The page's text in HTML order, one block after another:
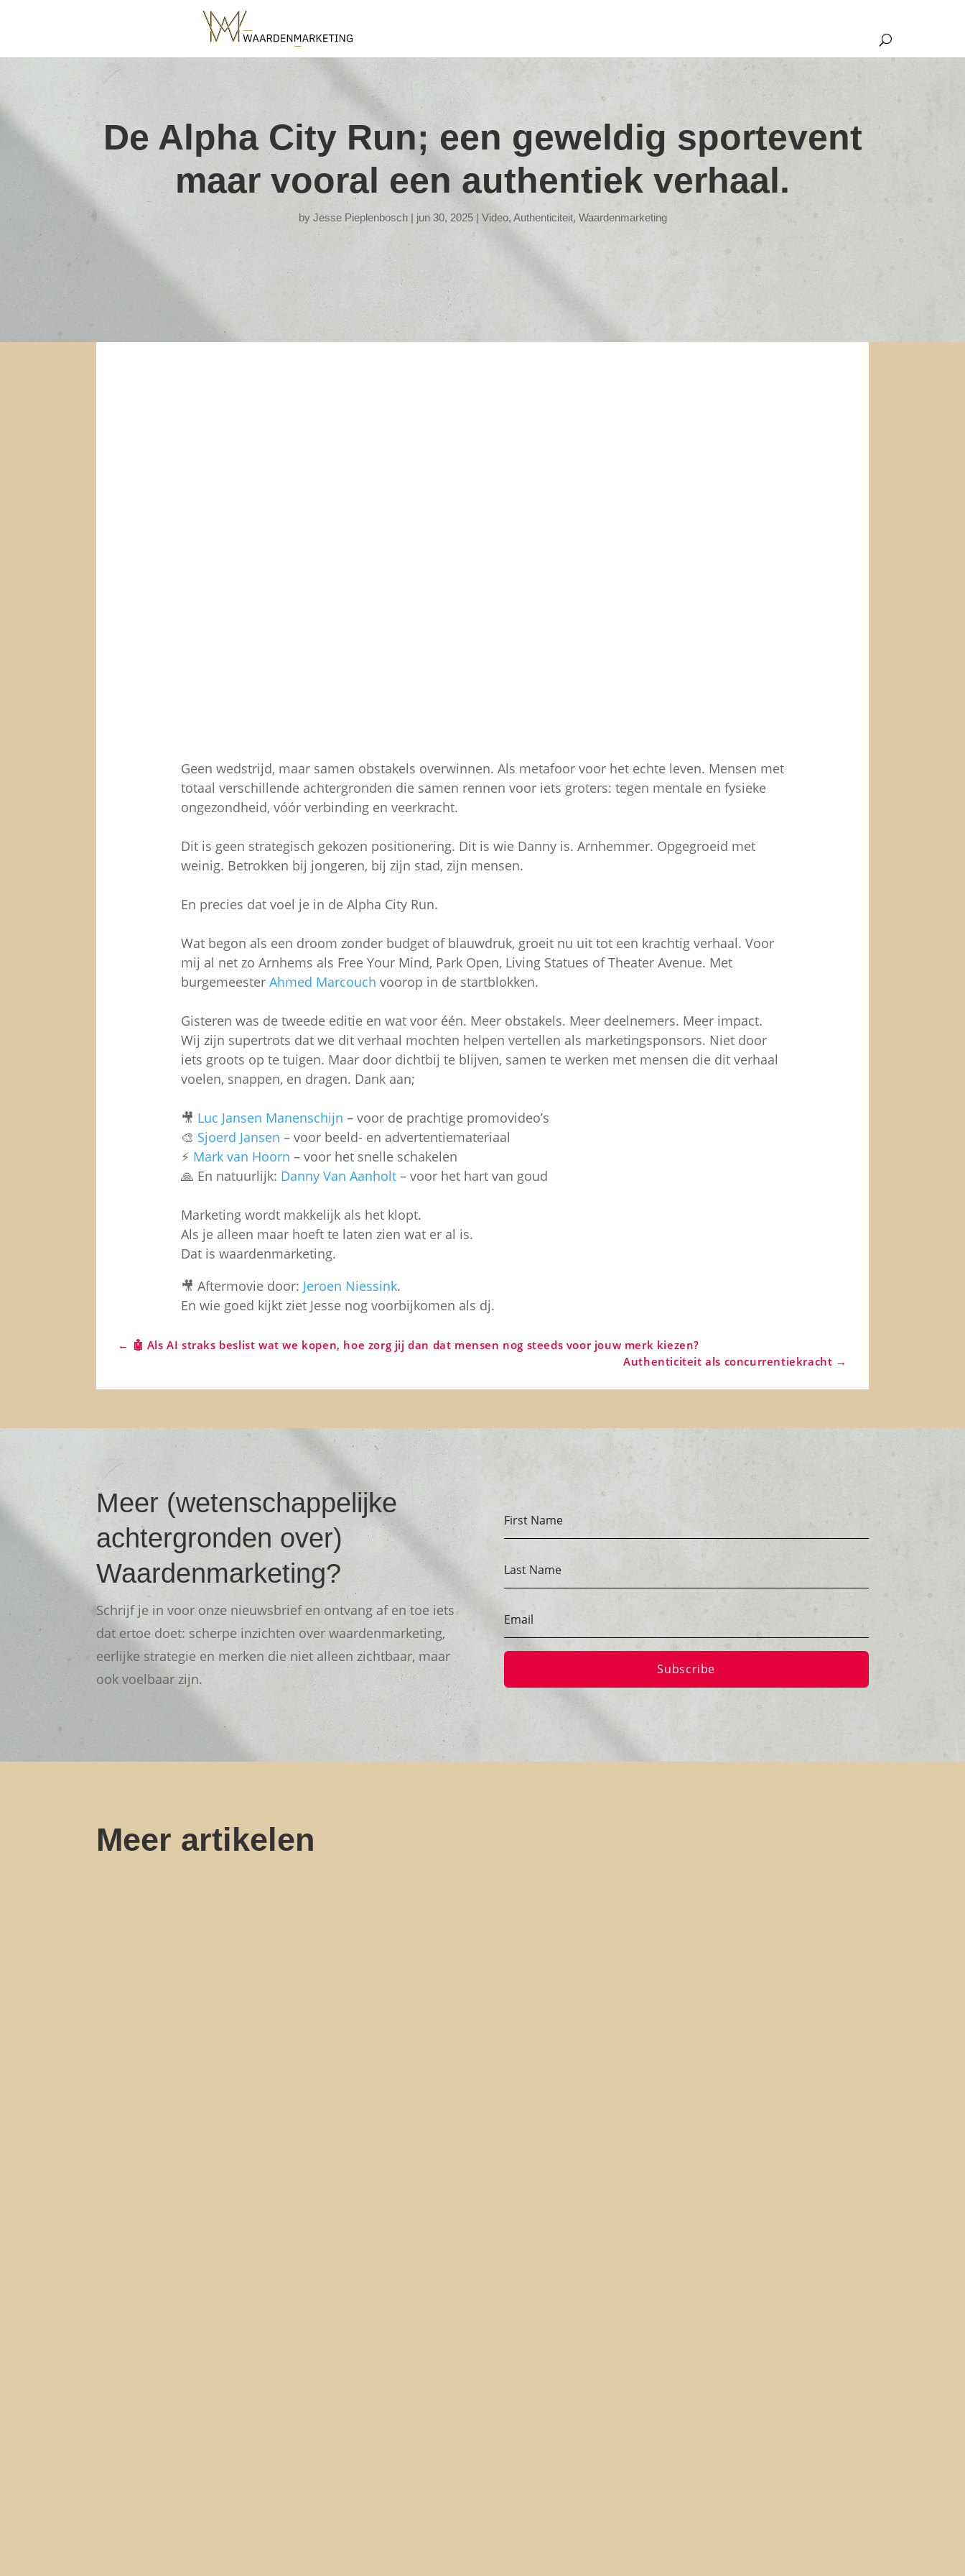
De Alpha City Run; een geweldig sportevent
maar vooral een authentiek verhaal.
by Jesse Pieplenbosch| jun 30, 2025| Video, Authenticiteit, Waardenmarketing
Geen wedstrijd, maar samen obstakels overwinnen. Als metafoor voor het echte leven. Mensen met
totaal verschillende achtergronden die samen rennen voor iets groters: tegen mentale en fysieke
ongezondheid, vóór verbinding en veerkracht.
Dit is geen strategisch gekozen positionering. Dit is wie Danny is. Arnhemmer. Opgegroeid met
weinig. Betrokken bij jongeren, bij zijn stad, zijn mensen.
En precies dat voel je in de Alpha City Run.
Wat begon als een droom zonder budget of blauwdruk, groeit nu uit tot een krachtig verhaal. Voor
mij al net zo Arnhems als Free Your Mind, Park Open, Living Statues of Theater Avenue. Met
burgemeester Ahmed Marcouch voorop in de startblokken.
Gisteren was de tweede editie en wat voor één. Meer obstakels. Meer deelnemers. Meer impact.
Wij zijn supertrots dat we dit verhaal mochten helpen vertellen als marketingsponsors. Niet door
iets groots op te tuigen. Maar door dichtbij te blijven, samen te werken met mensen die dit verhaal
voelen, snappen, en dragen. Dank aan;
🎥 Luc Jansen Manenschijn – voor de prachtige promovideo’s
🎨 Sjoerd Jansen – voor beeld- en advertentiemateriaal
⚡️ Mark van Hoorn – voor het snelle schakelen
🙏 En natuurlijk: Danny Van Aanholt – voor het hart van goud
Marketing wordt makkelijk als het klopt.
Als je alleen maar hoeft te laten zien wat er al is.
Dat is waardenmarketing.
🎥 Aftermovie door: Jeroen Niessink.
En wie goed kijkt ziet Jesse nog voorbijkomen als dj.
← 🤖 Als AI straks beslist wat we kopen, hoe zorg jij dan dat mensen nog steeds voor jouw merk kiezen?
Authenticiteit als concurrentiekracht →
Meer (wetenschappelijke
achtergronden over)
Waardenmarketing?
Schrijf je in voor onze nieuwsbrief en ontvang af en toe iets
dat ertoe doet: scherpe inzichten over waardenmarketing,
eerlijke strategie en merken die niet alleen zichtbaar, maar
ook voelbaar zijn.
Subscribe
Meer artikelen